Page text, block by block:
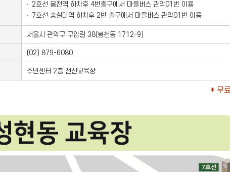
2호선 봉천역 하차후 4번출구에서 마을버스 관악01번 이용
7호선 숭실대역 하차후 2번 출구에서 마을버스 관악01번 이용
서울시 관악구 구암길 38(봉천동 1712-9)
(02) 879-6080
주민센터 2층 전산교육장
* 무